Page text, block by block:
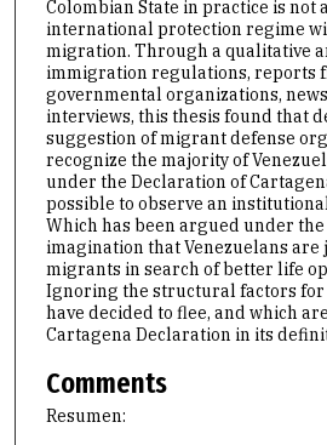
Colombian State in practice is not
international protection regime
migration. Through a qualitative
immigration regulations, reports
governmental organizations,
interviews, this thesis found that
suggestion of migrant defense
recognize the majority of
under the Declaration of
possible to observe an
Which has been argued under
imagination that Venezuelans are
migrants in search of better life
Ignoring the structural factors for
have decided to flee, and which
Cartagena Declaration in its
Comments
Resumen: